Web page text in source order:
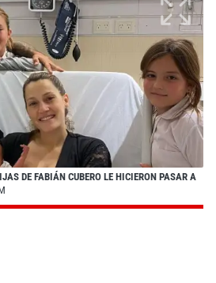
DE FABIÁN CUBERO LE HICIERON PASAR A